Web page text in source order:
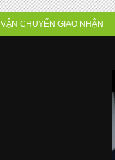
VẬN CHUYỂN GIAO NHẬN